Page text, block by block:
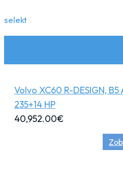
selekt
Volvo XC60 R-DESIGN, B5
235+14 HP
40,952.00€